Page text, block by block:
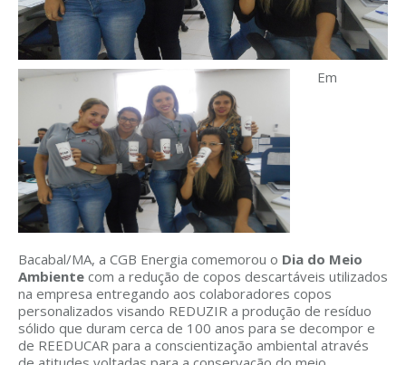
Em
Bacabal/MA, a CGB Energia comemorou o Dia do Meio
Ambiente com a redução de copos descartáveis utilizados
na empresa entregando aos colaboradores copos
personalizados visando REDUZIR a produção de resíduo
sólido que duram cerca de 100 anos para se decompor e
de REEDUCAR para a conscientização ambiental através